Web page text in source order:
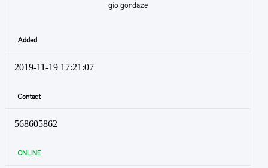
gio gordaze
Added
2019-11-19 17:21:07
Contact
568605862
ONLINE